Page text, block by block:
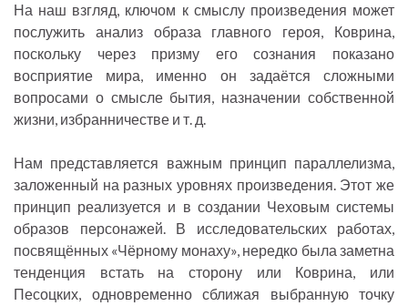
На наш взгляд, ключом к смыслу произведения может
послужить анализ образа главного героя, Коврина,
поскольку через призму его сознания показано
восприятие мира, именно он задаётся сложными
вопросами о смысле бытия, назначении собственной
жизни, избранничестве и т. д.
Нам представляется важным принцип параллелизма,
заложенный на разных уровнях произведения. Этот же
принцип реализуется и в создании Чеховым системы
образов персонажей. В исследовательских работах,
посвящённых «Чёрному монаху», нередко была заметна
тенденция встать на сторону или Коврина, или
Песоцких, одновременно сближая выбранную точку